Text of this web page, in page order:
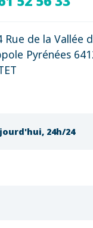
Rue de la Vallée
Pyrénées
24h/24